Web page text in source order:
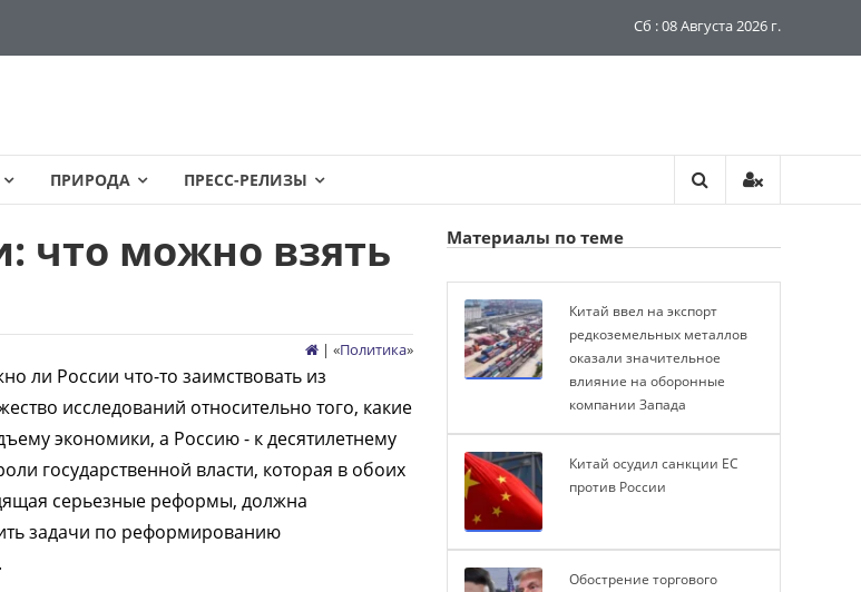
Сб : 08 Августа 2026 г.
ПРИРОДА ПРЕСС-РЕЛИЗЫ
что можно взять
| «Политика»
ли России что-то заимствовать из
исследований относительно того, какие
экономики, а Россию - к десятилетнему
государственной власти, которая в обоих
серьезные реформы, должна
задачи по реформированию
Материалы по теме
Китай ввел на экспорт
редкоземельных металлов
оказали значительное
влияние на оборонные
компании Запада
Китай осудил санкции ЕС
против России
Обострение торгового